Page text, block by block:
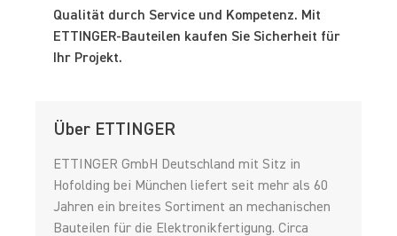
Qualität durch Service und Kompetenz. Mit
ETTINGER-Bauteilen kaufen Sie Sicherheit für
Ihr Projekt.
Über ETTINGER
ETTINGER GmbH Deutschland mit Sitz in
Hofolding bei München liefert seit mehr als 60
Jahren ein breites Sortiment an mechanischen
Bauteilen für die Elektronikfertigung. Circa